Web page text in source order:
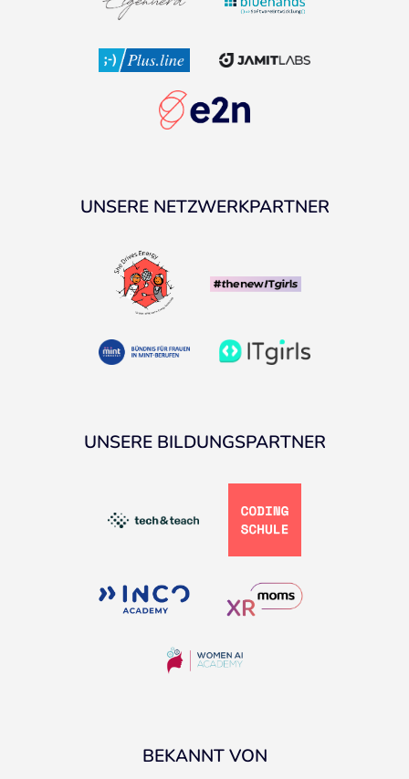
UNSERE NETZWERKPARTNER
UNSERE BILDUNGSPARTNER
BEKANNT VON